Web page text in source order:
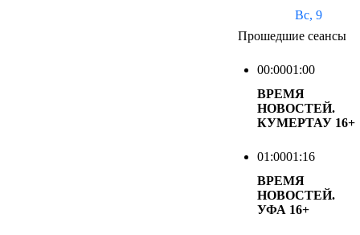
Вс, 9
Прошедшие сеансы
00:0001:00
ВРЕМЯ
НОВОСТЕЙ.
КУМЕРТАУ 16+
01:0001:16
ВРЕМЯ
НОВОСТЕЙ.
УФА 16+